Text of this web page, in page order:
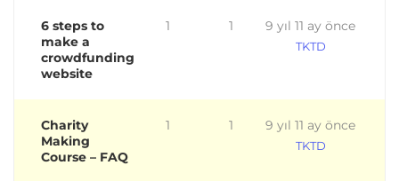
6 steps to
make a
crowdfunding
website
1 1 9 yıl 11 ay önce
TKTD
Charity
Making
Course – FAQ
1 1 9 yıl 11 ay önce
TKTD